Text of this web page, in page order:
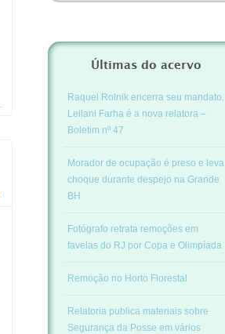
Últimas do acervo
Raquel Rolnik encerra seu mandato.
Leilani Farha é a nova relatora –
Boletim nº 47
Morador de ocupação é preso e leva
choque durante despejo na Grande
BH
Fotógrafo retrata remoções em
favelas do RJ por Copa e Olimpíada
Remoção no Horto Florestal
Relatoria publica materiais sobre
Segurança da Posse em vários